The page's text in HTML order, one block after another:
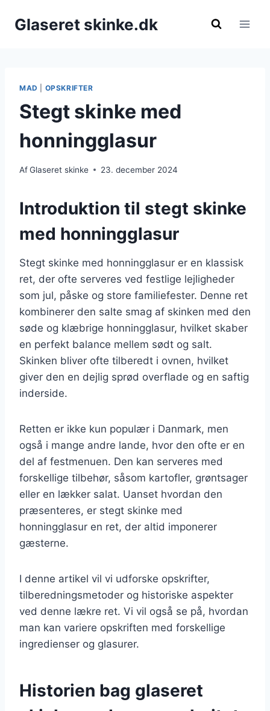
Glaseret skinke.dk
MAD OPSKRIFTER
Stegt skinke med
honningglasur
AfGlaseret skinke 23. december 2024
Introduktion til stegt skinke
med honningglasur
Stegt skinke med honningglasur er en klassisk
ret, der ofte serveres ved festlige lejligheder
som jul, påske og store familiefester. Denne ret
kombinerer den salte smag af skinken med den
søde og klæbrige honningglasur, hvilket skaber
en perfekt balance mellem sødt og salt.
Skinken bliver ofte tilberedt i ovnen, hvilket
giver den en dejlig sprød overflade og en saftig
inderside.
Retten er ikke kun populær i Danmark, men
også i mange andre lande, hvor den ofte er en
del af festmenuen. Den kan serveres med
forskellige tilbehør, såsom kartofler, grøntsager
eller en lækker salat. Uanset hvordan den
præsenteres, er stegt skinke med
honningglasur en ret, der altid imponerer
gæsterne.
I denne artikel vil vi udforske opskrifter,
tilberedningsmetoder og historiske aspekter
ved denne lækre ret. Vi vil også se på, hvordan
man kan variere opskriften med forskellige
ingredienser og glasurer.
Historien bag glaseret